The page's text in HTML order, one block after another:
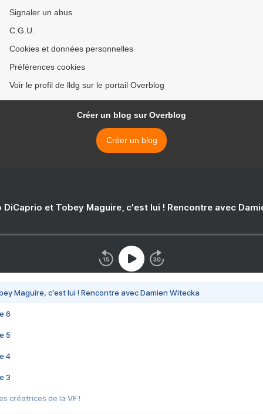
Signaler un abus
C.G.U.
Cookies et données personnelles
Préférences cookies
Voir le profil de lldg sur le portail Overblog
Créer un blog sur Overblog
Créer un blog
DiCaprio et Tobey Maguire, c'est lui ! Rencontre avec
Maguire, c'est lui ! Rencontre avec Damien Witecka
6
5
4
3
créatrices de la VF !